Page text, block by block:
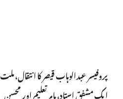
پروفیسر عبدالوہاب قیصر کا انتقال، ملت
ایک مشفق استاد، ماہرِتعلیم اور محسنِ